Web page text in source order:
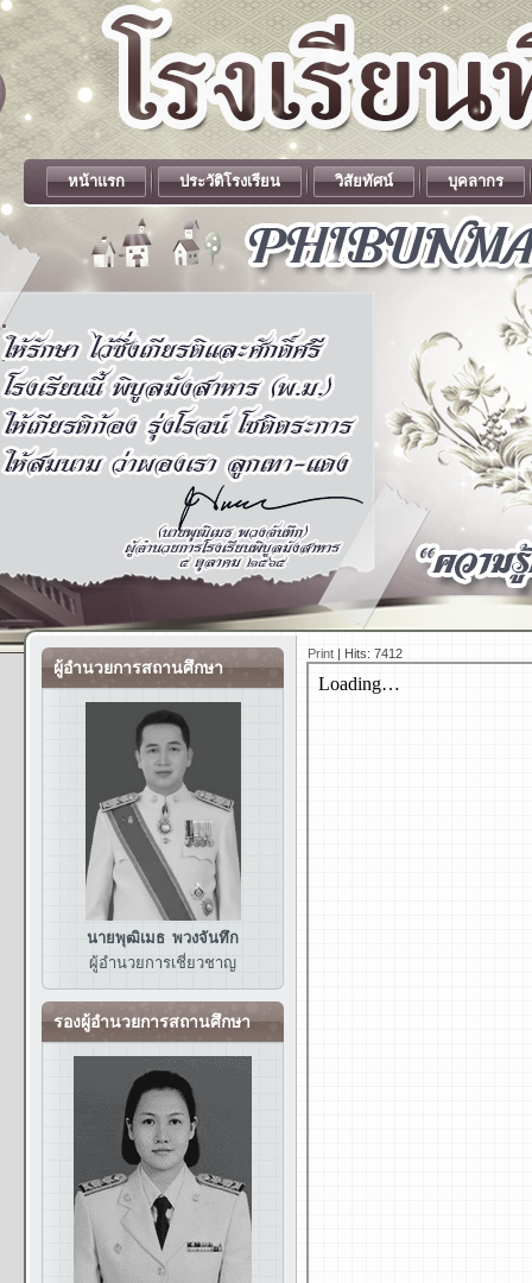
.
.
หน้าแรก ประวัติโรงเรียน วิสัยทัศน์ บุคลากร
ผู้อำนวยการสถานศึกษา
นายพุฒิเมธ พวงจันทึก
ผู้อำนวยการเชี่ยวชาญ
รองผู้อำนวยการสถานศึกษา
Print | Hits: 7412